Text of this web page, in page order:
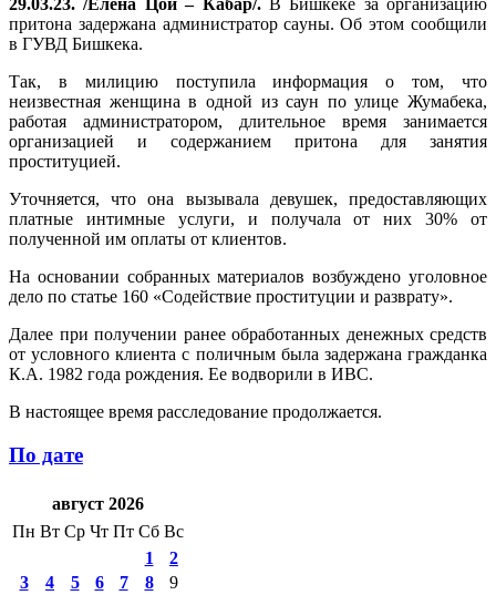
притона задержана администратор сауны. Об этом сообщили
в ГУВД Бишкека.
Так, в милицию поступила информация о том, что
неизвестная женщина в одной из саун по улице Жумабека,
работая администратором, длительное время занимается
организацией и содержанием притона для занятия
проституцией.
Уточняется, что она вызывала девушек, предоставляющих
платные интимные услуги, и получала от них 30% от
полученной им оплаты от клиентов.
На основании собранных материалов возбуждено уголовное
дело по статье 160 «Содействие проституции и разврату».
Далее при получении ранее обработанных денежных средств
от условного клиента с поличным была задержана гражданка
К.А. 1982 года рождения. Ее водворили в ИВС.
В настоящее время расследование продолжается.
По дате
август 2026
Пн Вт Ср Чт Пт Сб Вс
1
2
3
4 5 6 7 8
9